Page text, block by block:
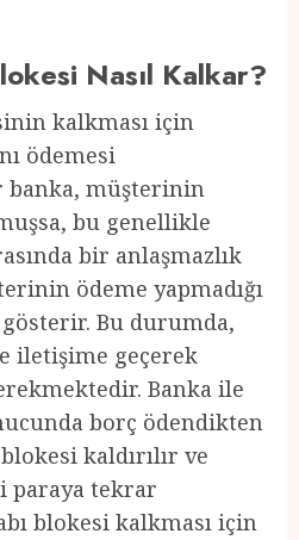
Nasıl Kalkar?
kalkması için
ödemesi
banka, müşterinin
bu genellikle
bir anlaşmazlık
ödeme yapmadığı
Bu durumda,
iletişime geçerek
Banka ile
borç ödendikten
kaldırılır ve
paraya tekrar
blokesi kalkması için